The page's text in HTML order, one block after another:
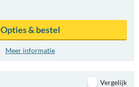
Opties & bestel
Meer informatie
Vergelijk